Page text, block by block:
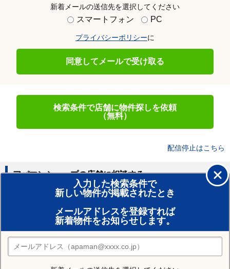
新着メールの送信先を選択してください
スマートフォン PC
プライバシーポリシーに
同意してメールで受け取る
検索条件で店舗に物件探しを依頼
（無料）
配信停止はこちら
入力した検索条件で
新しい物件が掲載されたとき
メールアドレスを登録すれば
新着物件をお知らせします。
アパマンショップの店舗に相談する
賃貸のプロがお部屋探し！
おまかせ物件リクエスト
住みたい街の店舗を探す
店舗検索